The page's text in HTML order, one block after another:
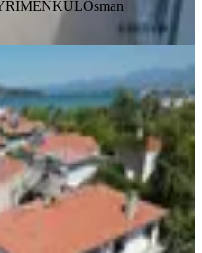
Osman
Otel,
Uygun Bina
02.08.2026